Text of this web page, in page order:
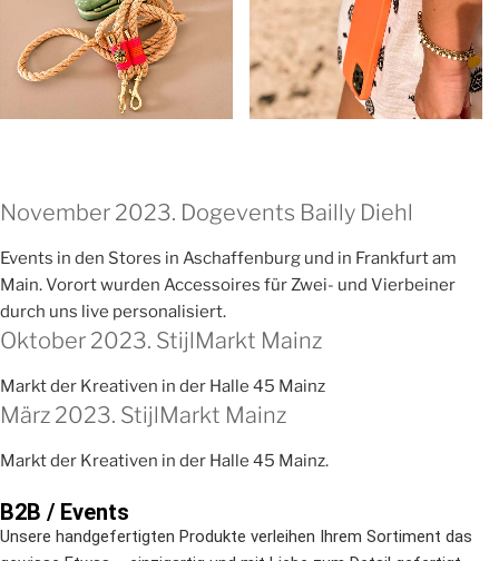
November 2023. Dogevents Bailly Diehl
Events in den Stores in Aschaffenburg und in Frankfurt am
Main. Vorort wurden Accessoires für Zwei- und Vierbeiner
durch uns live personalisiert.
Oktober 2023. StijlMarkt Mainz
Markt der Kreativen in der Halle 45 Mainz
März 2023. StijlMarkt Mainz
Markt der Kreativen in der Halle 45 Mainz.
B2B / Events
Unsere handgefertigten Produkte verleihen Ihrem Sortiment das